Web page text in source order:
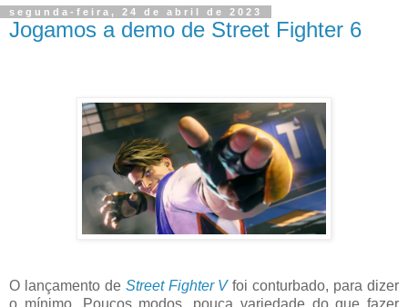
segunda-feira, 24 de abril de 2023
Jogamos a demo de Street Fighter 6
O lançamento de Street Fighter Vfoi conturbado, para dizer
o mínimo. Poucos modos, pouca variedade do que fazer